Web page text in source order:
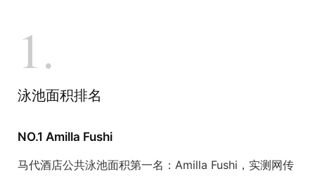
1.
泳池面积排名
NO.1 Amilla Fushi
马代酒店公共泳池面积第一名：Amilla Fushi，实测网传